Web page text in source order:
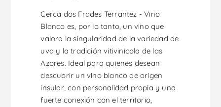
Cerca dos Frades Terrantez - Vino
Blanco es, por lo tanto, un vino que
valora la singularidad de la variedad de
uva y la tradición vitivinícola de las
Azores. Ideal para quienes desean
descubrir un vino blanco de origen
insular, con personalidad propia y una
fuerte conexión con el territorio,